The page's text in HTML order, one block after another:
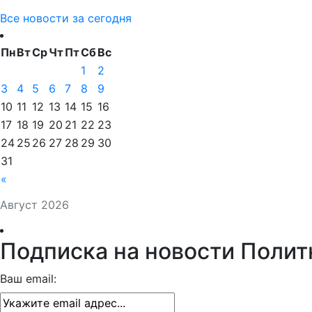
Все новости за сегодня
Август 2026
ПнВтСрЧтПтСбВс
«
1
2
3
4 5 6 7 8
9
10 11 12 13 14 15 16
17 18 19 20 21 22 23
24 25 26 27 28 29 30
31
Подписка на новости
Ваш email: